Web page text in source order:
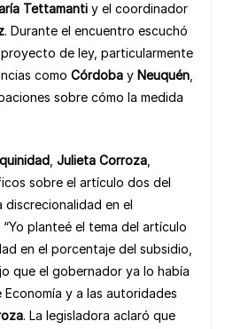
Tettamanti y el coordinador
. Durante el encuentro escuchó
de ley, particularmente
como Córdoba y Neuquén
sobre cómo la medida
Julieta Corroza
sobre el artículo dos del
en el
planteé el tema del artículo
en el porcentaje del subsidio,
que el gobernador ya lo había
y a las autoridades
. La legisladora aclaró que